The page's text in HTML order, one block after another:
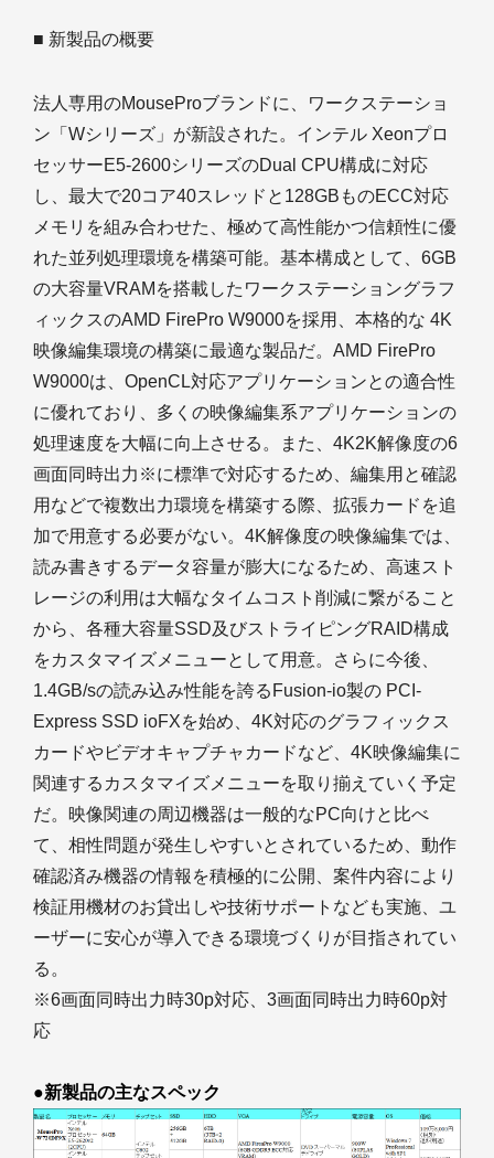
■ 新製品の概要
法人専用のMouseProブランドに、ワークステーショ
ン「Wシリーズ」が新設された。インテル Xeonプロ
セッサーE5-2600シリーズのDual CPU構成に対応
し、最大で20コア40スレッドと128GBものECC対応
メモリを組み合わせた、極めて高性能かつ信頼性に優
れた並列処理環境を構築可能。基本構成として、6GB
の大容量VRAMを搭載したワークステーショングラフ
ィックスのAMD FirePro W9000を採用、本格的な 4K
映像編集環境の構築に最適な製品だ。AMD FirePro
W9000は、OpenCL対応アプリケーションとの適合性
に優れており、多くの映像編集系アプリケーションの
処理速度を大幅に向上させる。また、4K2K解像度の6
画面同時出力※に標準で対応するため、編集用と確認
用などで複数出力環境を構築する際、拡張カードを追
加で用意する必要がない。4K解像度の映像編集では、
読み書きするデータ容量が膨大になるため、高速スト
レージの利用は大幅なタイムコスト削減に繋がること
から、各種大容量SSD及びストライピングRAID構成
をカスタマイズメニューとして用意。さらに今後、
1.4GB/sの読み込み性能を誇るFusion-io製の PCI-
Express SSD ioFXを始め、4K対応のグラフィックス
カードやビデオキャプチャカードなど、4K映像編集に
関連するカスタマイズメニューを取り揃えていく予定
だ。映像関連の周辺機器は一般的なPC向けと比べ
て、相性問題が発生しやすいとされているため、動作
確認済み機器の情報を積極的に公開、案件内容により
検証用機材のお貸出しや技術サポートなども実施、ユ
ーザーに安心が導入できる環境づくりが目指されてい
る。
※6画面同時出力時30p対応、3画面同時出力時60p対
応
●新製品の主なスペック